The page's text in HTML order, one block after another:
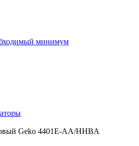
минимум
Geko 4401E-AA/HHBA